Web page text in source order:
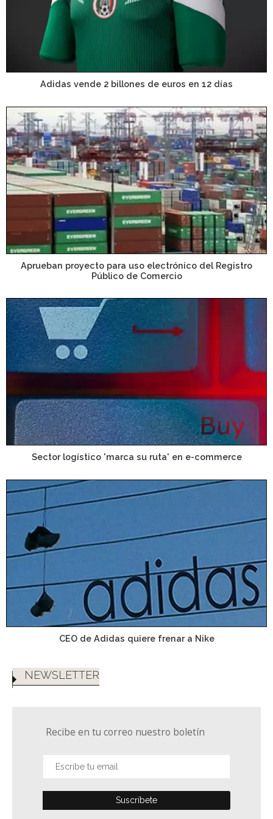
Adidas vende 2 billones de euros en 12 días
Aprueban proyecto para uso electrónico del Registro
Público de Comercio
Sector logístico 'marca su ruta' en e-commerce
CEO de Adidas quiere frenar a Nike
NEWSLETTER
Recibe en tu correo nuestro boletín